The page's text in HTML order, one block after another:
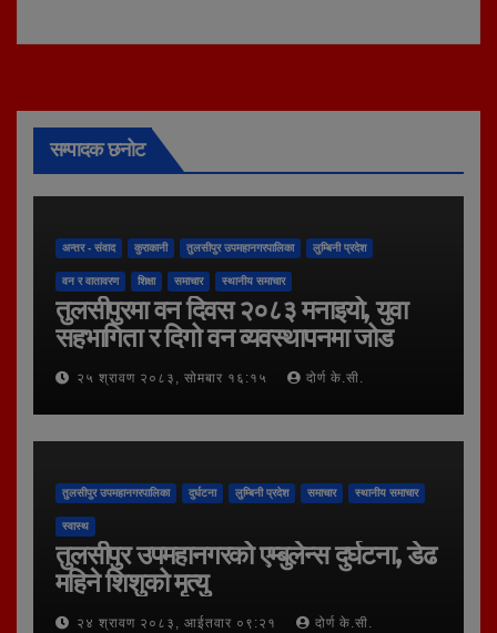
सम्पादक छनोट
अन्तर - संवाद कुराकानी तुलसीपुर उपमहानगरपालिका लुम्बिनी प्रदेश
वन र वातावरण शिक्षा समाचार स्थानीय समाचार
तुलसीपुरमा वन दिवस २०८३ मनाइयो, युवा
सहभागिता र दिगो वन व्यवस्थापनमा जोड
२५ श्रावण २०८३, सोमबार १६:१५ दोर्ण के.सी.
तुलसीपुर उपमहानगरपालिका दुर्घटना लुम्बिनी प्रदेश समाचार स्थानीय समाचार
स्वास्थ
तुलसीपुर उपमहानगरको एम्बुलेन्स दुर्घटना, डेढ
महिने शिशुको मृत्यु
२४ श्रावण २०८३, आईतवार ०९:२१ दोर्ण के.सी.